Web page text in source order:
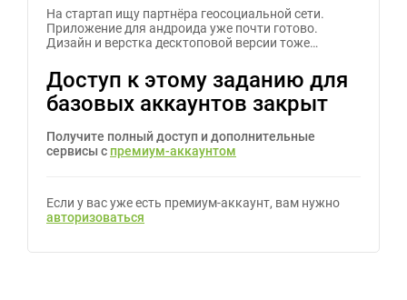
На стартап ищу партнёра геосоциальной сети.
Приложение для андроида уже почти готово.
Дизайн и верстка десктоповой версии тоже…
Доступ к этому заданию для
базовых аккаунтов закрыт
Получите полный доступ и дополнительные
сервисы с премиум-аккаунтом
Если у вас уже есть премиум-аккаунт, вам нужно
авторизоваться